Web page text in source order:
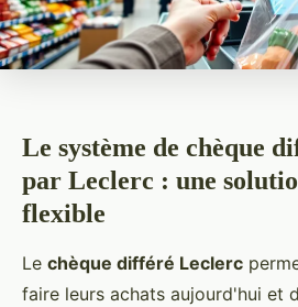
Le système de chèque
par Leclerc : une
flexible
Le chèque différé Leclerc
faire leurs achats aujourd'hui et